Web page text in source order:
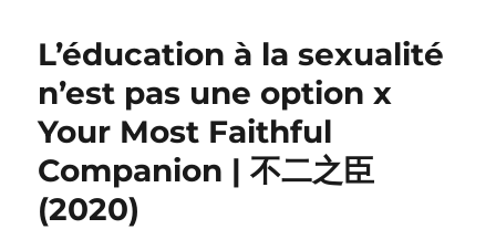
L’éducation à la sexualité
n’est pas une option x
Your Most Faithful
Companion | 不二之臣
(2020)